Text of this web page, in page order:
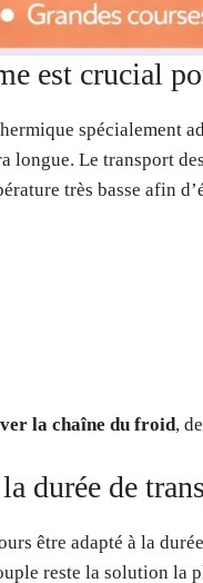
est crucial
spécialement
longue. Le transport
très basse afin
la chaîne du froid,
durée de
être adapté à la
reste la solution la